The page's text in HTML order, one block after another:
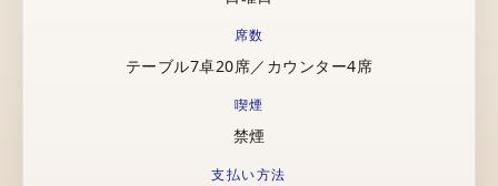
席数
テーブル7卓20席／カウンター4席
喫煙
禁煙
支払い方法